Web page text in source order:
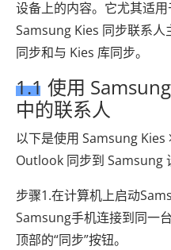
设备上的内容。它尤其适
Samsung Kies 同步联系
同步和与 Kies 库同步。
1.1 使用
中的联系人
以下是使用 Samsung
Outlook 同步到 Samsung
步骤1.在计算机上启动
Samsung手机连接到同一
顶部的“同步”按钮。